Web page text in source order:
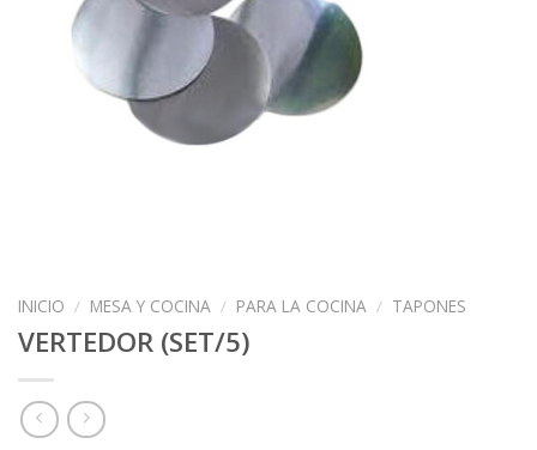
INICIO / MESA Y COCINA / PARA LA COCINA / TAPONES
VERTEDOR (SET/5)